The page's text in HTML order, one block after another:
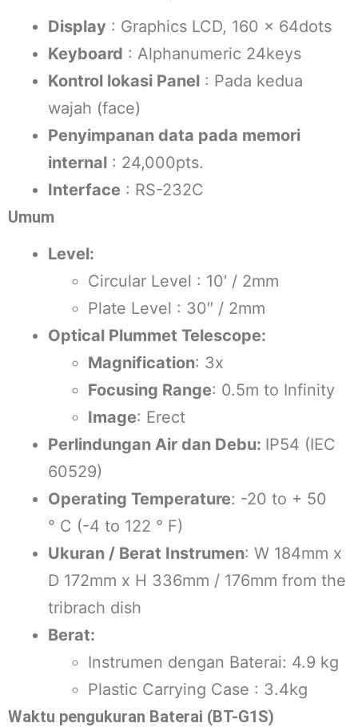
Display : Graphics LCD, 160 × 64dots
Keyboard : Alphanumeric 24keys
Kontrol lokasi Panel : Pada kedua
wajah (face)
Penyimpanan data pada memori
internal : 24,000pts.
Interface : RS-232C
Umum
Level:
Circular Level : 10′ / 2mm
Plate Level : 30″ / 2mm
Optical Plummet Telescope:
Magnification: 3x
Focusing Range: 0.5m to Infinity
Image: Erect
Perlindungan Air dan Debu: IP54 (IEC
60529)
Operating Temperature: -20 to + 50
° C (-4 to 122 ° F)
Ukuran / Berat Instrumen: W 184mm x
D 172mm x H 336mm / 176mm from the
tribrach dish
Berat:
Instrumen dengan Baterai: 4.9 kg
Plastic Carrying Case : 3.4kg
Waktu pengukuran Baterai (BT-G1S)